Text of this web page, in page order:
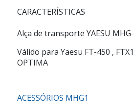
CARACTERÍSTICAS
Alça de transporte YAESU
Válido para Yaesu FT-450 ,
OPTIMA
ACESSÓRIOS MHG1